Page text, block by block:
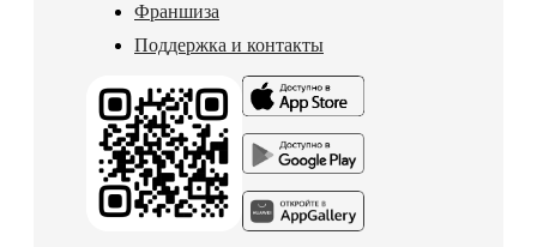
Франшиза
Поддержка и контакты